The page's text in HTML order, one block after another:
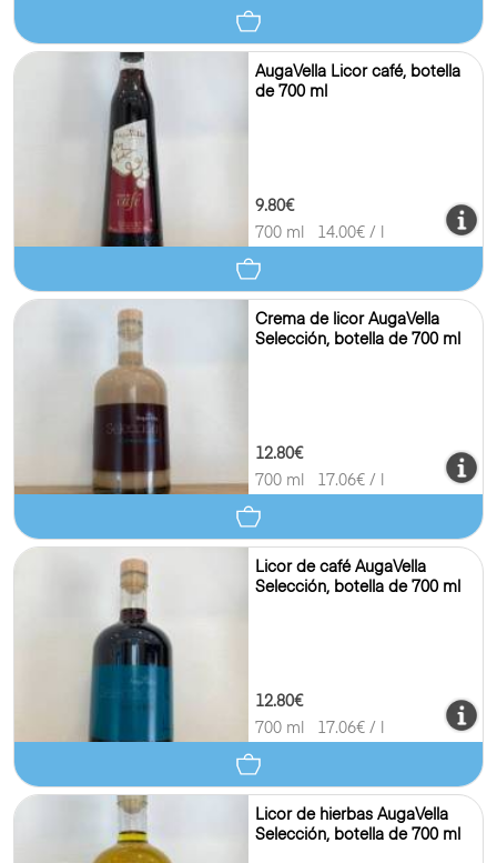
AugaVella Licor café, botella
de 700 ml
9.80€
700 ml
14.00€ / l
Crema de licor AugaVella
Selección, botella de 700 ml
12.80€
700 ml
17.06€ / l
Licor de café AugaVella
Selección, botella de 700 ml
12.80€
700 ml
17.06€ / l
Licor de hierbas AugaVella
Selección, botella de 700 ml